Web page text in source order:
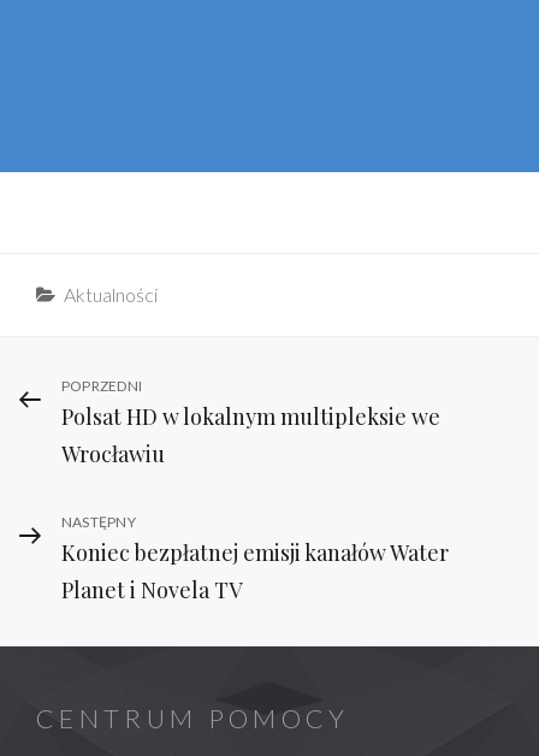
Categories
Aktualności
Nawigacja
wpisu
Previous
Post
POPRZEDNI
Polsat HD w lokalnym multipleksie we
Wrocławiu
Next
Post
NASTĘPNY
Koniec bezpłatnej emisji kanałów Water
Planet i Novela TV
CENTRUM POMOCY